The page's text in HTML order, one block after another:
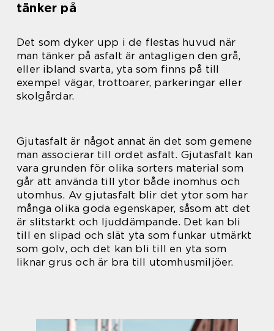
tänker på
Det som dyker upp i de flestas huvud när
man tänker på asfalt är antagligen den grå,
eller ibland svarta, yta som finns på till
exempel vägar, trottoarer, parkeringar eller
skolgårdar.
Gjutasfalt är något annat än det som gemene
man associerar till ordet asfalt. Gjutasfalt kan
vara grunden för olika sorters material som
går att använda till ytor både inomhus och
utomhus. Av gjutasfalt blir det ytor som har
många olika goda egenskaper, såsom att det
är slitstarkt och ljuddämpande. Det kan bli
till en slipad och slät yta som funkar utmärkt
som golv, och det kan bli till en yta som
liknar grus och är bra till utomhusmiljöer.